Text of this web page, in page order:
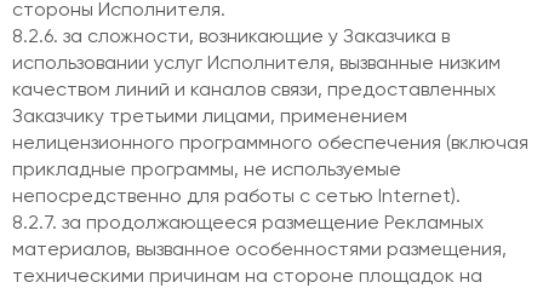
стороны Исполнителя.
8.2.6. за сложности, возникающие у Заказчика в
использовании услуг Исполнителя, вызванные низким
качеством линий и каналов связи, предоставленных
Заказчику третьими лицами, применением
нелицензионного программного обеспечения (включая
прикладные программы, не используемые
непосредственно для работы с сетью Internet).
8.2.7. за продолжающееся размещение Рекламных
материалов, вызванное особенностями размещения,
техническими причинам на стороне площадок на